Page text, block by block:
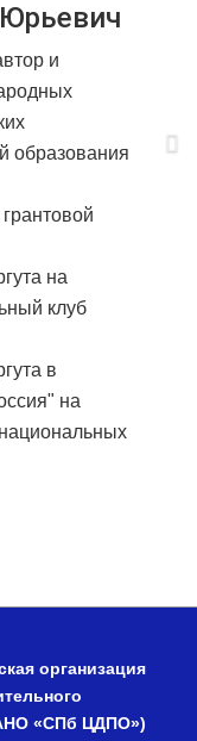
и
образования
на
клуб
в
на
организация
«СПб ЦДПО»)